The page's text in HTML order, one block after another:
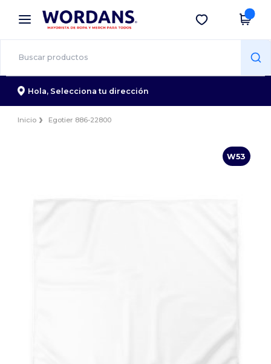
× App de Wordans
¡Mejores precios en app!
Descargar app
Hola, Selecciona tu dirección
Inicio Egotier 886-22800
W53